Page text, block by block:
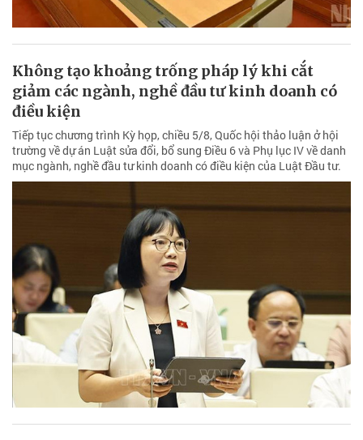
Không tạo khoảng trống pháp lý khi cắt
giảm các ngành, nghề đầu tư kinh doanh có
điều kiện
Tiếp tục chương trình Kỳ họp, chiều 5/8, Quốc hội thảo luận ở hội
trường về dự án Luật sửa đổi, bổ sung Điều 6 và Phụ lục IV về danh
mục ngành, nghề đầu tư kinh doanh có điều kiện của Luật Đầu tư.